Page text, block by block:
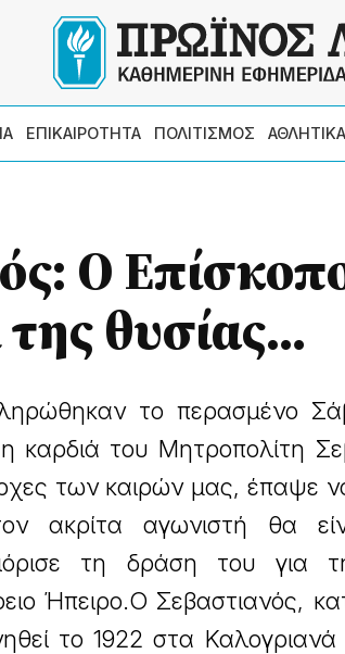
ΕΠΙΚΑΙΡΟΤΗΤΑ ΠΟΛΙΤΙΣΜΟΣ ΑΘΛΗΤΙΚΑ
O
θυσίας…
το περασμένο
καρδιά του Μητροπολίτη
των καιρών μας, έπαψε
ακρίτα αγωνιστή θα
τη δράση του για
Ήπειρο.Ο Σεβαστιανός,
το 1922 στα